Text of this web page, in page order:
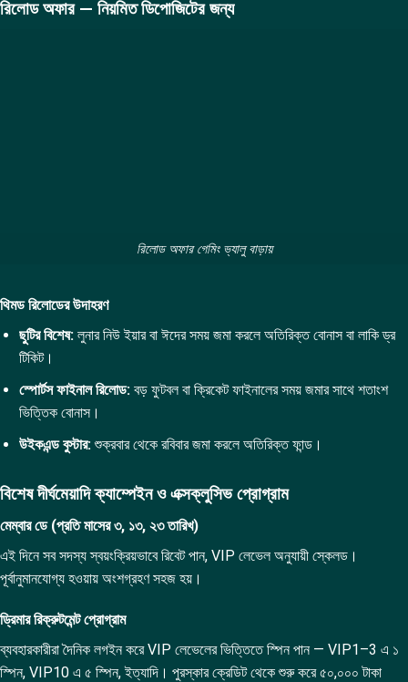
রিলোড অফার — নিয়মিত ডিপোজিটের জন্য
রিলোড অফার গেমিং ভ্যালু বাড়ায়
থিমড রিলোডের উদাহরণ
ছুটির বিশেষ:লুনার নিউ ইয়ার বা ঈদের সময় জমা করলে অতিরিক্ত বোনাস বা লাকি ড্র
টিকিট।
স্পোর্টস ফাইনাল রিলোড:বড় ফুটবল বা ক্রিকেট ফাইনালের সময় জমার সাথে শতাংশ
ভিত্তিক বোনাস।
উইকএন্ড বুস্টার:শুক্রবার থেকে রবিবার জমা করলে অতিরিক্ত ফান্ড।
বিশেষ দীর্ঘমেয়াদি ক্যাম্পেইন ও এক্সক্লুসিভ প্রোগ্রাম
মেম্বার ডে (প্রতি মাসের ৩, ১৩, ২৩ তারিখ)
এই দিনে সব সদস্য স্বয়ংক্রিয়ভাবে রিবেট পান, VIP লেভেল অনুযায়ী স্কেলড।
পূর্বানুমানযোগ্য হওয়ায় অংশগ্রহণ সহজ হয়।
ড্রিমার রিক্রুটমেন্ট প্রোগ্রাম
ব্যবহারকারীরা দৈনিক লগইন করে VIP লেভেলের ভিত্তিতে স্পিন পান — VIP1–3 এ ১
স্পিন, VIP10 এ ৫ স্পিন, ইত্যাদি। পুরস্কার ক্রেডিট থেকে শুরু করে ৫০,০০০ টাকা